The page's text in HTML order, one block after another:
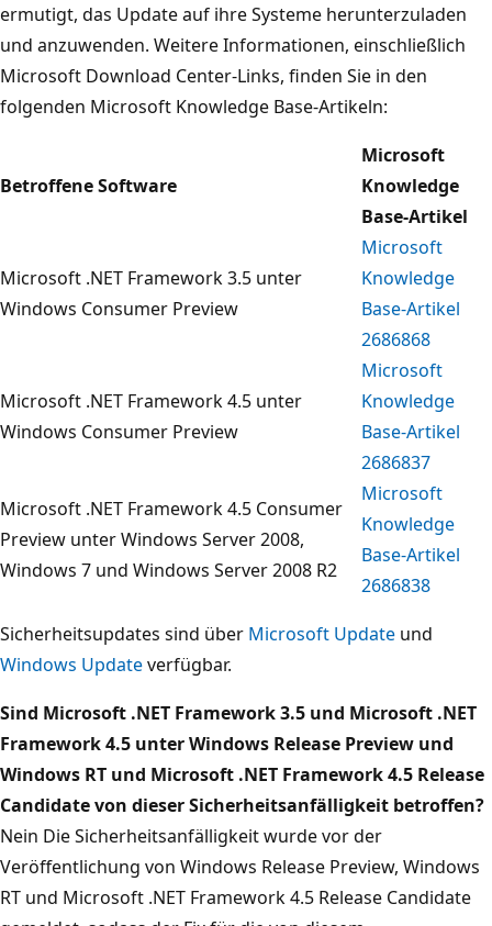
ermutigt, das Update auf ihre Systeme herunterzuladen
und anzuwenden. Weitere Informationen, einschließlich
Microsoft Download Center-Links, finden Sie in den
folgenden Microsoft Knowledge Base-Artikeln:
Betroffene Software
Microsoft
Knowledge
Base-Artikel
Microsoft .NET Framework 3.5 unter
Windows Consumer Preview
Microsoft
Knowledge
Base-Artikel
2686868
Microsoft .NET Framework 4.5 unter
Windows Consumer Preview
Microsoft
Knowledge
Base-Artikel
2686837
Microsoft .NET Framework 4.5 Consumer
Preview unter Windows Server 2008,
Windows 7 und Windows Server 2008 R2
Microsoft
Knowledge
Base-Artikel
2686838
Sicherheitsupdates sind über Microsoft Update und
Windows Updateverfügbar.
Sind Microsoft .NET Framework 3.5 und Microsoft .NET
Framework 4.5 unter Windows Release Preview und
Windows RT und Microsoft .NET Framework 4.5 Release
Candidate von dieser Sicherheitsanfälligkeit betroffen?
Nein Die Sicherheitsanfälligkeit wurde vor der
Veröffentlichung von Windows Release Preview, Windows
RT und Microsoft .NET Framework 4.5 Release Candidate